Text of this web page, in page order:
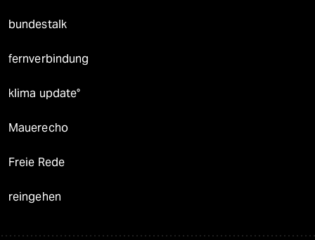
bundestalk
fernverbindung
klima update°
Mauerecho
Freie Rede
reingehen